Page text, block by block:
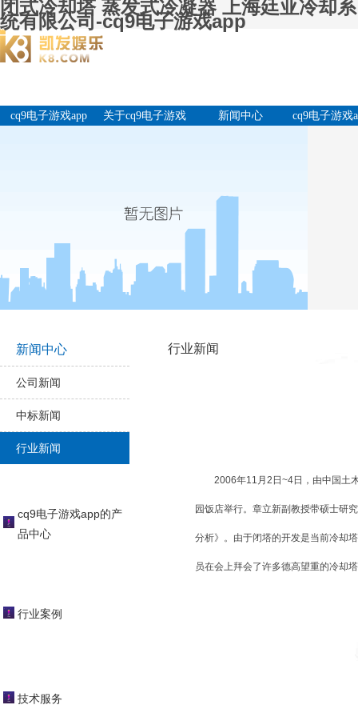
闭式冷却塔 蒸发式冷凝器 上海廷亚冷却系
统有限公司-cq9电子游戏app
cq9电子游戏app
关于cq9电子游戏
新闻中心
cq9电子游戏
新闻中心
公司新闻
中标新闻
行业新闻
cq9电子游戏app的产
品中心
行业案例
技术服务
行业新闻
2006年11月2日~4日，由中国土木
园饭店举行。章立新副教授带硕士研
分析》。由于闭塔的开发是当前冷却
员在会上拜会了许多德高望重的冷却